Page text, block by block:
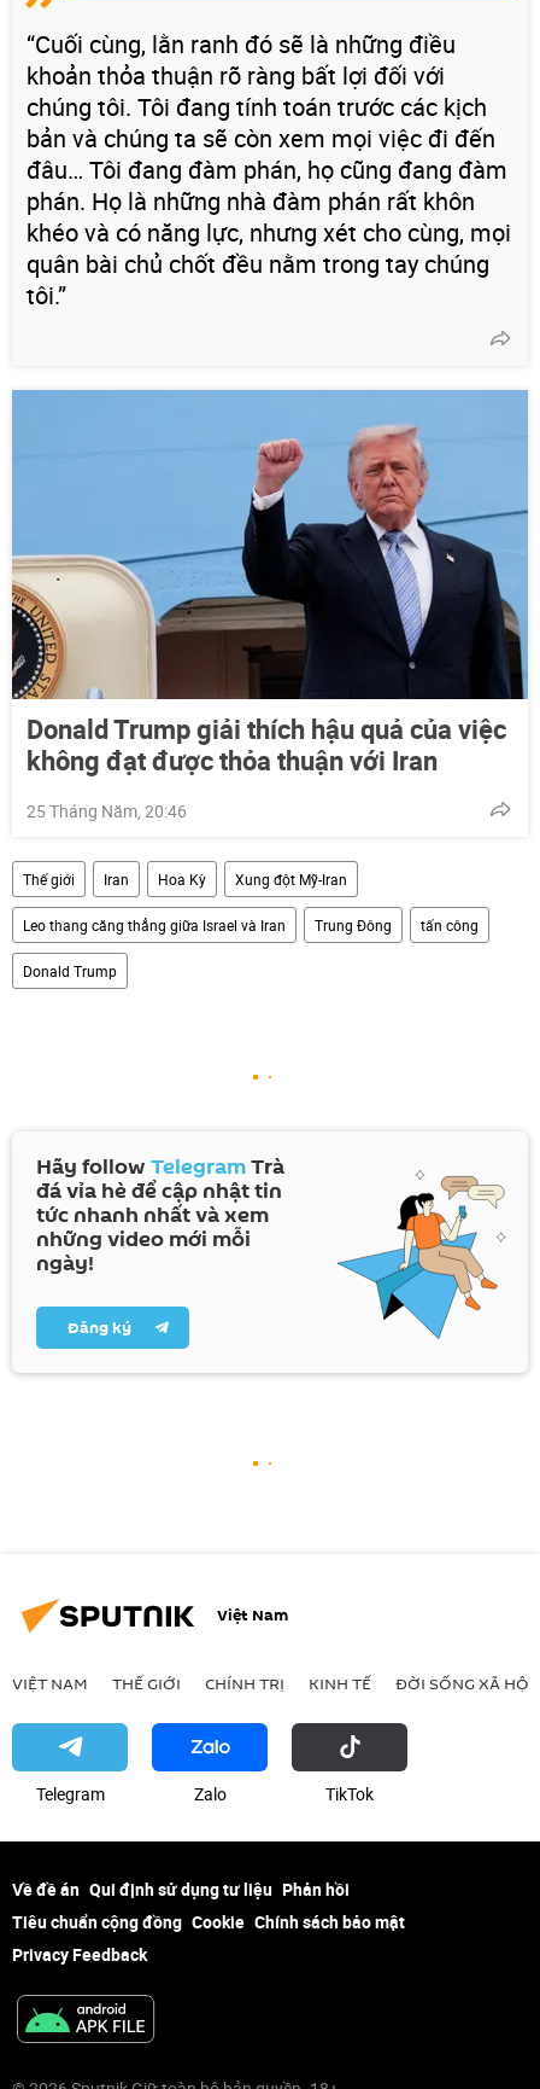
“Cuối cùng, lằn ranh đó sẽ là những điều
khoản thỏa thuận rõ ràng bất lợi đối với
chúng tôi. Tôi đang tính toán trước các kịch
bản và chúng ta sẽ còn xem mọi việc đi đến
đâu… Tôi đang đàm phán, họ cũng đang đàm
phán. Họ là những nhà đàm phán rất khôn
khéo và có năng lực, nhưng xét cho cùng, mọi
quân bài chủ chốt đều nằm trong tay chúng
tôi.”
Donald Trump giải thích hậu quả của việc
không đạt được thỏa thuận với Iran
25 Tháng Năm, 20:46
Thế giới Iran Hoa Kỳ Xung đột Mỹ-Iran
Leo thang căng thẳng giữa Israel và Iran Trung Đông tấn công
Donald Trump
Hãy follow TelegramTrà
đá vỉa hè để cập nhật tin
tức nhanh nhất và xem
những video mới mỗi
ngày!
Đăng ký
Việt Nam
VIỆT NAM THẾ GIỚI CHÍNH TRỊ KINH TẾ ĐỜI SỐNG XÃ HỘI
Telegram Zalo ТikТоk
Về đề án Qui định sử dụng tư liệu Phản hồi
Tiêu chuẩn cộng đồng Cookie Chính sách bảo mật
Privacy Feedback